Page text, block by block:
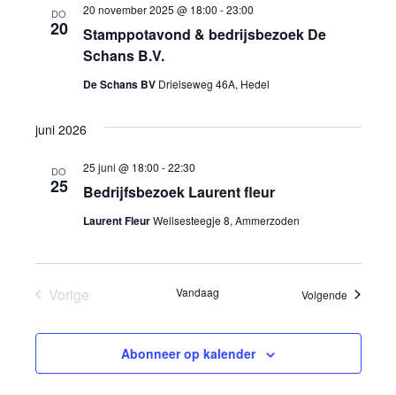
DO
20
Stamppotavond & bedrijsbezoek De
Schans B.V.
20 november 2025 @ 18:00 -23:00
De Schans BV Drielseweg 46A, Hedel
juni 2026
DO
25 Bedrijfsbezoek Laurent fleur
25 juni @ 18:00 -22:30
Laurent FleurWellsesteegje 8, Ammerzoden
Vorige
Vandaag Volgende
Abonneer op kalender